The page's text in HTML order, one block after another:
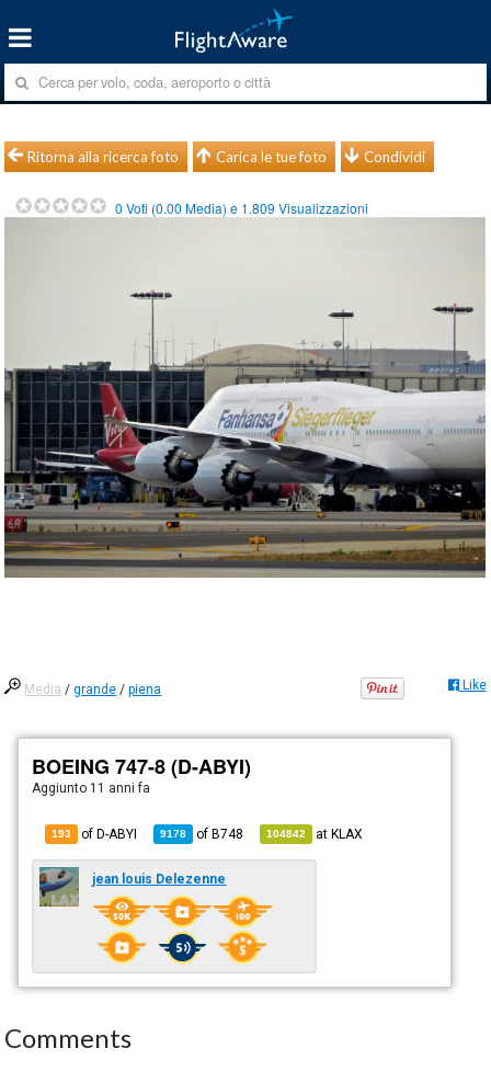
Ritorna alla ricerca foto Carica le tue foto Condividi
0 Voti (0.00 Media) e 1.809 Visualizzazioni
Media /grande /piena Like
BOEING 747-8 (D-ABYI)
Aggiunto 11 anni fa
193 of D-ABYI 9178 ofB748 104842 atKLAX
jean louis Delezenne
Comments